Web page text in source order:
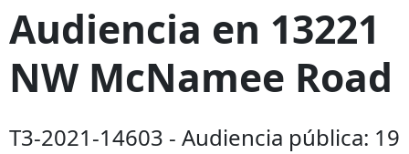
Audiencia en 13221
NW McNamee Road
T3-2021-14603 - Audiencia pública: 19